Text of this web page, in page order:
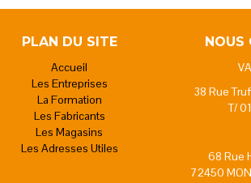
PLAN DU SITE
Accueil
Les Entreprises
La Formation
Les Fabricants
Les Magasins
Les Adresses Utiles
NOUS
38 Rue
T/
68 Rue
72450